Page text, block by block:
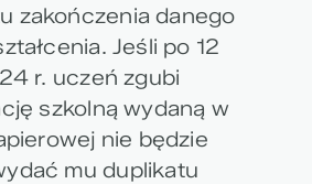
zakończenia danego
Jeśli po 12
r. uczeń zgubi
szkolną wydaną w
nie będzie
mu duplikatu